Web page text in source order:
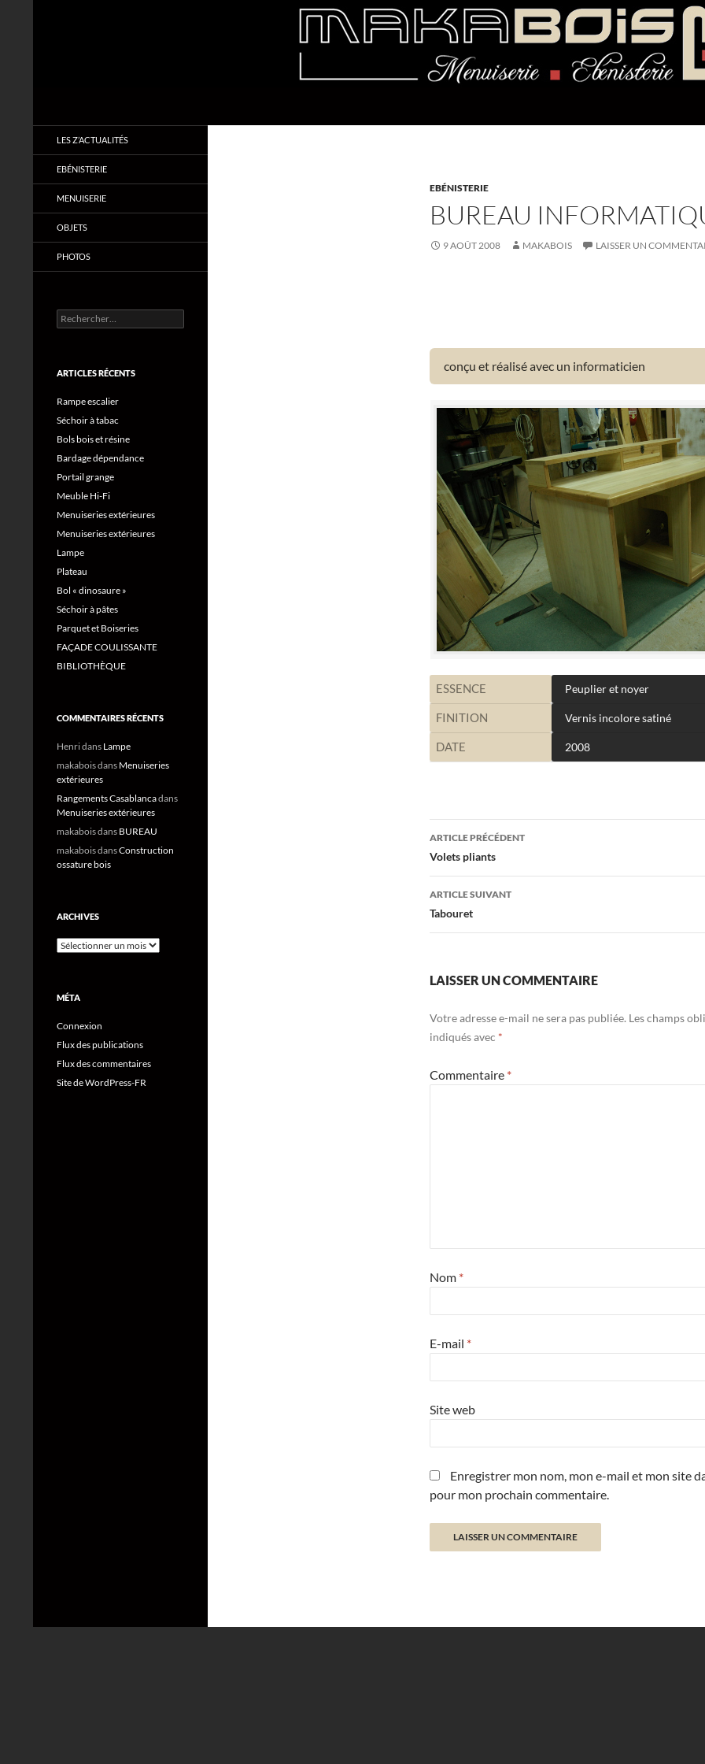
EBÉNISTERIE
BUREAU
9 AOÛT 2008 MAKABOIS LAISSER UN
conçu et réalisé avec un informaticien
ESSENCE Peuplier et noyer
FINITION Vernis incolore satiné
DATE 2008
Navigation
des
articles
ARTICLE PRÉCÉDENT
Volets pliants
ARTICLE SUIVANT
Tabouret
LAISSER UN COMMENTAIRE
Votre adresse e-mail ne sera pas publiée. Les champs
indiqués avec *
Commentaire *
Nom *
E-mail *
Site web
Enregistrer mon nom, mon e-mail et mon site
pour mon prochain commentaire.
Menuiserie & Ebénisterie
LES Z’ACTUALITÉS
EBÉNISTERIE
MENUISERIE
OBJETS
PHOTOS
Rechercher :
ARTICLES RÉCENTS
Rampe escalier
Séchoir à tabac
Bols bois et résine
Bardage dépendance
Portail grange
Meuble Hi-Fi
Menuiseries extérieures
Menuiseries extérieures
Lampe
Plateau
Bol « dinosaure »
Séchoir à pâtes
Parquet et Boiseries
FAÇADE COULISSANTE
BIBLIOTHÈQUE
COMMENTAIRES RÉCENTS
Henridans Lampe
makaboisdans Menuiseries
extérieures
Rangements Casablancadans
Menuiseries extérieures
makaboisdans BUREAU
makaboisdansConstruction
ossature bois
ARCHIVES
Archives
MÉTA
Connexion
Flux des publications
Flux des commentaires
Site de WordPress-FR